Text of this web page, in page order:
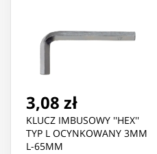
3,08 zł
KLUCZ IMBUSOWY ''HEX''
TYP L OCYNKOWANY 3MM
L-65MM